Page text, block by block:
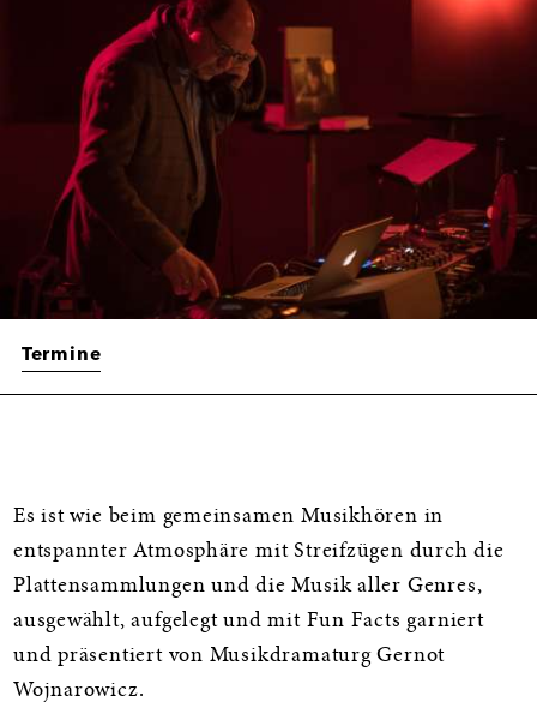
Termine
Informationen
Es ist wie beim gemeinsamen Musikhören in
entspannter Atmosphäre mit Streifzügen durch die
Plattensammlungen und die Musik aller Genres,
ausgewählt, aufgelegt und mit Fun Facts garniert
und präsentiert von Musikdramaturg Gernot
Wojnarowicz.